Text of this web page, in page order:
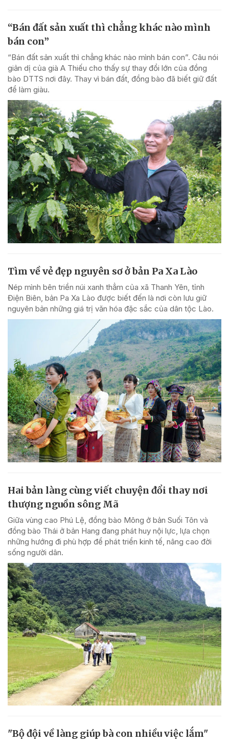
“Bán đất sản xuất thì chẳng khác nào mình
bán con”
“Bán đất sản xuất thì chẳng khác nào mình bán con”. Câu nói
giản dị của già A Thiếu cho thấy sự thay đổi lớn của đồng
bào DTTS nơi đây. Thay vì bán đất, đồng bào đã biết giữ đất
để làm giàu.
Tìm về vẻ đẹp nguyên sơ ở bản Pa Xa Lào
Nép mình bên triền núi xanh thẳm của xã Thanh Yên, tỉnh
Điện Biên, bản Pa Xa Lào được biết đến là nơi còn lưu giữ
nguyên bản những giá trị văn hóa đặc sắc của dân tộc Lào.
Hai bản làng cùng viết chuyện đổi thay nơi
thượng nguồn sông Mã
Giữa vùng cao Phú Lệ, đồng bào Mông ở bản Suối Tôn và
đồng bào Thái ở bản Hang đang phát huy nội lực, lựa chọn
những hướng đi phù hợp để phát triển kinh tế, nâng cao đời
sống người dân.
"Bộ đội về làng giúp bà con nhiều việc lắm"